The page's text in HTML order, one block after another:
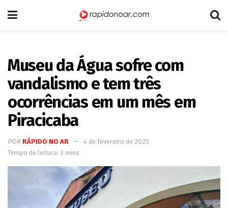
Museu da Água sofre com
vandalismo e tem três
ocorrências em um mês em
Piracicaba
POR RÁPIDO NO AR
4 de fevereiro de 2025
Tempo de leitura: 3 mins